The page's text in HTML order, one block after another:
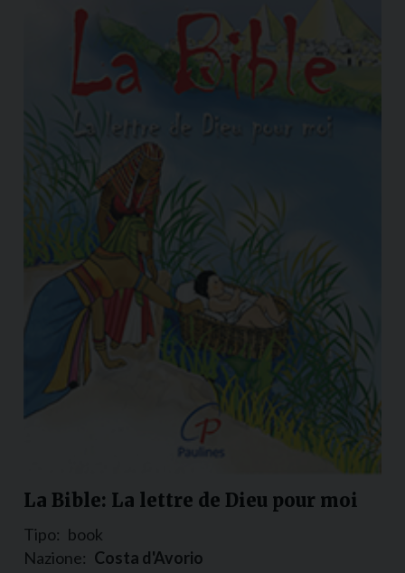
La Bible: La lettre de Dieu pour moi
Tipo: book
Nazione: Costa d'Avorio